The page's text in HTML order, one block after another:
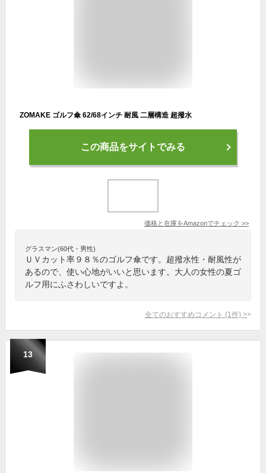
ZOMAKE ゴルフ傘 62/68インチ 耐風 二層構造 超撥水
この商品をサイトでみる
価格と在庫をAmazonでチェック >>
グラスマン(60代・男性)
ＵＶカット率９８％のゴルフ傘です。超撥水性・耐風性が
あるので、使い心地がいいと思います。大人の女性の夏ゴ
ルフ用にふさわしいですよ。
全てのおすすめコメント (1 件) >
13